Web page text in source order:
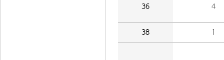
36 4
38 1